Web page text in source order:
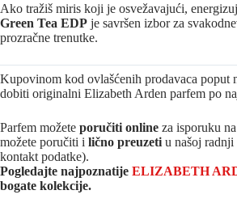
Ako tražiš miris koji je osvežavajući,
Green Tea EDP je savršen izbor za
prozračne trenutke.
Kupovinom kod ovlašćenih prodavaca poput
dobiti originalni Elizabeth Arden parfem po
Parfem možete poručiti online za isporuku
možete poručiti i lično preuzeti u našoj
kontakt podatke).
Pogledajte najpoznatije ELIZABETH
bogate kolekcije.